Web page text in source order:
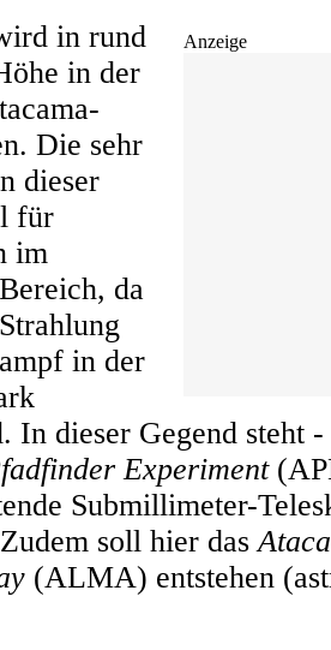
Anzeige
in rund
in der
Die sehr
dieser
für
im
da
in der
In dieser Gegend steht
Experiment
Submillimeter-
soll hier das
(ALMA) entstehen